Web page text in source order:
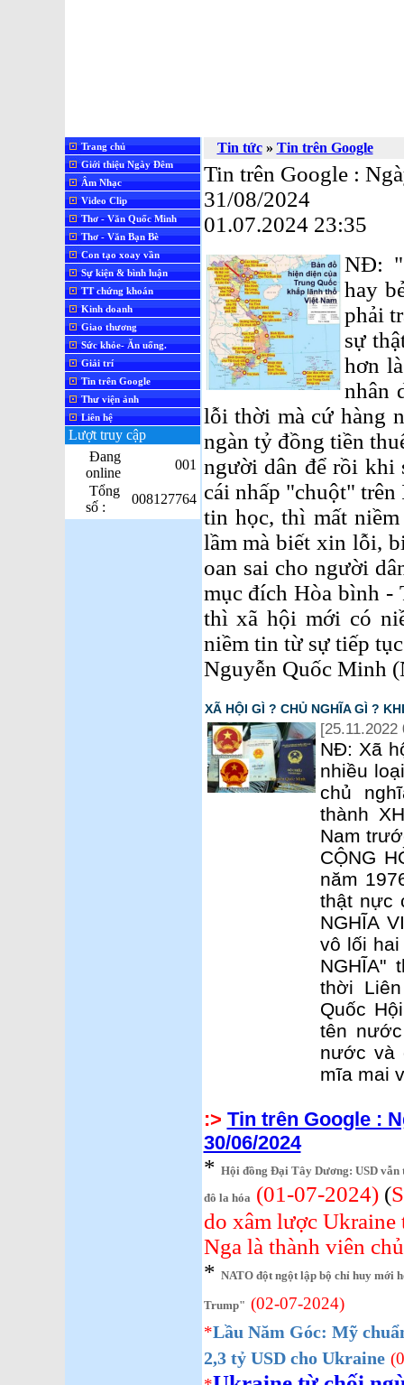
Trang chủ
Giới thiệu Ngày Đêm
Âm Nhạc
Video Clip
Thơ - Văn Quốc Minh
Thơ - Văn Bạn Bè
Con tạo xoay vần
Sự kiện & bình luận
TT chứng khoán
Kinh doanh
Giao thương
Sức khỏe- Ăn uống.
Giải trí
Tin trên Google
Thư viện ảnh
Liên hệ
Lượt truy cập
Đang
online
001
Tổng
số :
008127764
Tin tức» Tin trên Google
Tin trên Google :
31/08/2024
01.07.2024 23:35
NĐ:
hay
phải
sự
hơn
nhân
lỗi thời mà cứ hàng
ngàn tỷ đồng tiền
người dân để rồi khi
cái nhấp "chuột" trên
tin học, thì mất
lầm mà biết xin lỗi,
oan sai cho người
mục đích Hòa bình -
thì xã hội mới có
niềm tin từ sự tiếp
Nguyễn Quốc Minh
XÃ HỘI GÌ ? CHỦ NGHĨA GÌ ?
[25.11.2022
NĐ: Xã
nhiều
chủ
thành
Nam
CỘNG
năm
thật nực
NGHĨA
vô lối
NGHĨA"
thời
Quốc
tên
nước và
mĩa mai
:> Tin trên Google :
30/06/2024
* Hội đồng Đại Tây Dương: USD
đô la hóa (01-07-2024) (
do xâm lược
Nga là thành viên
* NATO đột ngột lập bộ chỉ huy mới
Trump" (02-07-2024)
*Lầu Năm Góc: Mỹ
2,3 tỷ USD cho Ukraine